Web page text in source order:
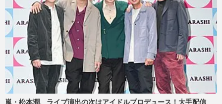
嵐・松本潤、ライブ演出の次はアイドルプロデュース！大手配信